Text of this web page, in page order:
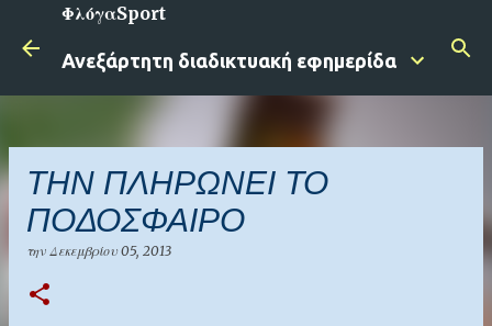
Μετάβαση στο κύριο περιεχόμενο
ΦλόγαSport
Ανεξάρτητη διαδικτυακή εφημερίδα
ΤΗΝ ΠΛΗΡΩΝΕΙ ΤΟ
ΠΟΔΟΣΦΑΙΡΟ
την Δεκεμβρίου 05, 2013